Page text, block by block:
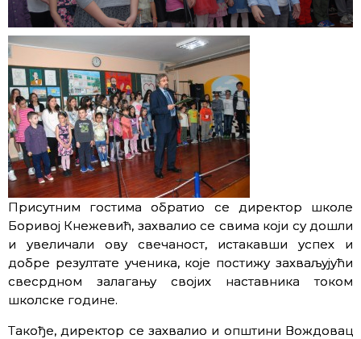
Присутним гостима обратио се директор школе
Боривој Кнежевић, захвалио се свима који су дошли
и увеличали ову свечаност, истакавши успех и
добре резултате ученика, које постижу захваљујући
свесрдном залагању својих наставника током
школске године.
Такође, директор се захвалио и општини Вождовац